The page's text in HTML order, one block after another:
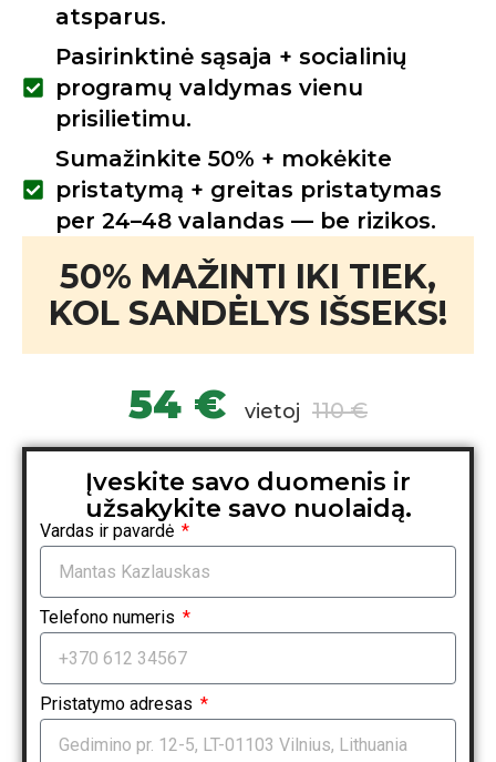
atsparus.
Pasirinktinė sąsaja + socialinių
programų valdymas vienu
prisilietimu.
Sumažinkite 50% + mokėkite
pristatymą + greitas pristatymas
per 24–48 valandas — be rizikos.
50% MAŽINTI IKI TIEK,
KOL SANDĖLYS IŠSEKS!
54 € vietoj 110 €
Įveskite savo duomenis ir
užsakykite savo nuolaidą.
Vardas ir pavardė
Telefono numeris
Pristatymo adresas